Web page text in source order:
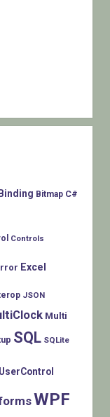
Binding Bitmap C#
Controls
Excel
JSON
Multi
SQL SQLite
UserControl
WPF